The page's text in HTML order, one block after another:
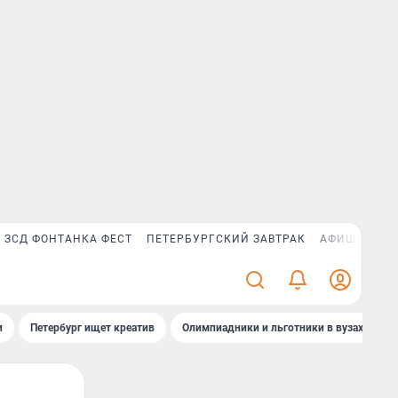
ЗСД ФОНТАНКА ФЕСТ ПЕТЕРБУРГСКИЙ ЗАВТРАК АФИША PLUS
Петербург ищет креатив Олимпиадники и льготники в вузах СПб